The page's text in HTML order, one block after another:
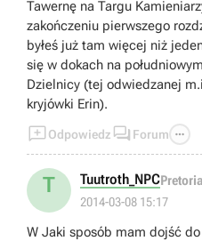
Tawernę na Targu
zakończeniu pierwszego
byłeś już tam więcej niż
się w dokach na
Dzielnicy (tej odwiedzanej
kryjówki Erin).
Odpowiedz  Forum 
T Tuutroth_NPC
2014-03-08 15:17
W Jaki sposób mam dojść